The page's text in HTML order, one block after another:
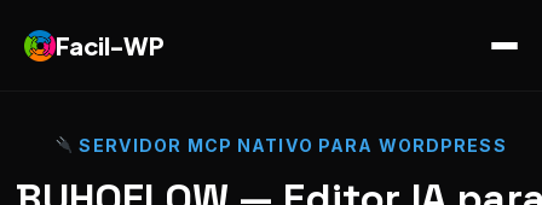
Facil-WP
SERVIDOR MCP NATIVO PARA WORDPRESS